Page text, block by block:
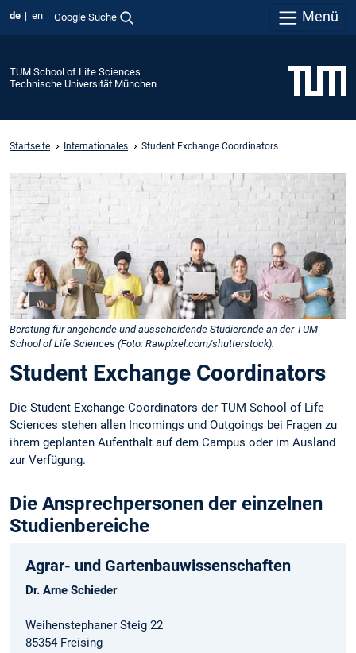
de en Google Suche Menü
TUM School of Life Sciences
Technische Universität München
Startseite Internationales Student Exchange Coordinators
Beratung für angehende und ausscheidende Studierende an der TUM
School of Life Sciences (Foto: Rawpixel.com/shutterstock).
Student Exchange Coordinators
Die Student Exchange Coordinators der TUM School of Life
Sciences stehen allen Incomings und Outgoings bei Fragen zu
ihrem geplanten Aufenthalt auf dem Campus oder im Ausland
zur Verfügung.
Die Ansprechpersonen der einzelnen
Studienbereiche
Agrar- und Gartenbauwissenschaften
Dr. Arne Schieder
Weihenstephaner Steig 22
85354 Freising